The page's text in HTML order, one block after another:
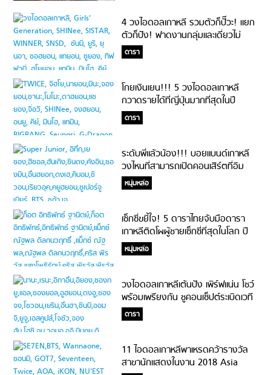
4 วงไอดอลเกาหลี รวมตัวก็ปั๊วะ! แยก
ตัวก็ปัง! ฟาดงานกลุ่มและเดี่ยวไม่
หยุด!
ดารา
โกยเงินเยน!!! 5 วงไอดอลเกาหลี
กวาดรายได้ที่ญี่ปุ่นมากที่สุดในปี
2018
ดารา
ระดับพี่แล้วน้อง!!! บอยแบนด์เกาหลี
วงไหนที่สามารถเปิดคอนเสิร์ตที่อิม
แพค อารีน่า เมืองทองธานีได้
หนุ่มหล่อ
เซ็กซี่ขยี้ใจ! 5 ดาราไทยจับมือดารา
เกาหลีติดโผผู้ชายเซ็กซี่ที่สุดในโลก ปี
2018 จากการโหวตของแฟนๆ
หนุ่มหล่อ
วงไอดอลเกาหลีเต้นปัง เพิร์ฟแน่น โชว์
พร้อมเพรียงกัน ชูคอนเซ็ปต์ระเบิดเวที
เผาหัวใจแฟนๆ
ดารา
11 ไอดอลเกาหลีพาเหรดคว้ารางวัล
สาขานักแสดงในงาน 2018 Asia